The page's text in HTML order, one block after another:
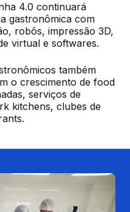
4.0 continuará
gastronômica com
robôs, impressão 3D,
virtual e softwares.
também
o crescimento de food
serviços de
kitchens, clubes de